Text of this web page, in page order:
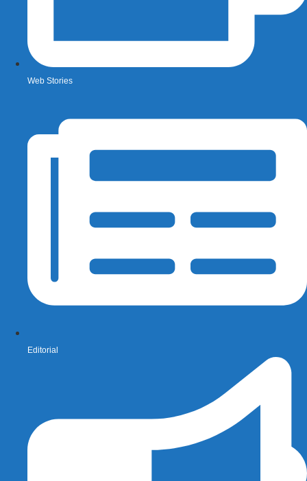
Web Stories
Editorial